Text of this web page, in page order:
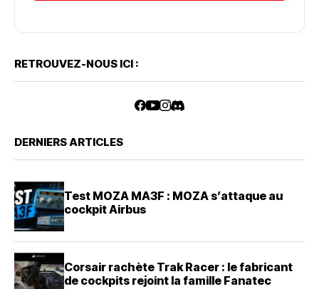
RETROUVEZ-NOUS ICI :
DERNIERS ARTICLES
Test MOZA MA3F : MOZA s’attaque au
cockpit Airbus
Corsair rachète Trak Racer : le fabricant
de cockpits rejoint la famille Fanatec